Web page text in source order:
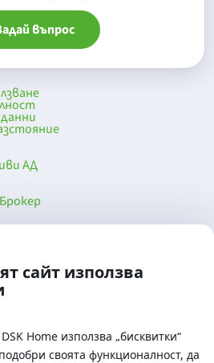
сайт използва
Home използва „бисквитки“
своята функционалност, да
въпрос
АД
ДСК